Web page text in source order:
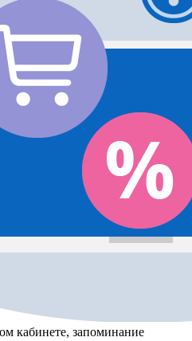
кабинете, запоминание